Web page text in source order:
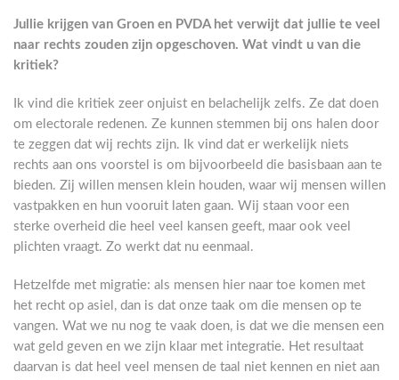
Jullie krijgen van Groen en PVDA het verwijt dat jullie te veel
naar rechts zouden zijn opgeschoven. Wat vindt u van die
kritiek?
Ik vind die kritiek zeer onjuist en belachelijk zelfs. Ze dat doen
om electorale redenen. Ze kunnen stemmen bij ons halen door
te zeggen dat wij rechts zijn. Ik vind dat er werkelijk niets
rechts aan ons voorstel is om bijvoorbeeld die basisbaan aan te
bieden. Zij willen mensen klein houden, waar wij mensen willen
vastpakken en hun vooruit laten gaan. Wij staan voor een
sterke overheid die heel veel kansen geeft, maar ook veel
plichten vraagt. Zo werkt dat nu eenmaal.
Hetzelfde met migratie: als mensen hier naar toe komen met
het recht op asiel, dan is dat onze taak om die mensen op te
vangen. Wat we nu nog te vaak doen, is dat we die mensen een
wat geld geven en we zijn klaar met integratie. Het resultaat
daarvan is dat heel veel mensen de taal niet kennen en niet aan